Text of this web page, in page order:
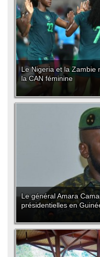
Le Nigeria et la Zambie
la CAN féminine
Le général Amara
présidentielles en